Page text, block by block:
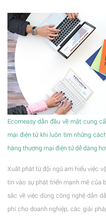
Ecomeasy dẫn đầu về mặt cung
mại điện tử khi luôn tìm những
hàng thương mại điện tử dễ dàng
Xuất phát từ đội ngũ am hiểu việc
tin vào sự phát triển mạnh mẽ của
sắc về việc dùng công nghệ dẫn
phí cho doanh nghiệp, các giải